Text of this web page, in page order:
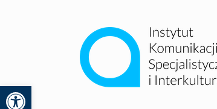
Открыть панель инструментов